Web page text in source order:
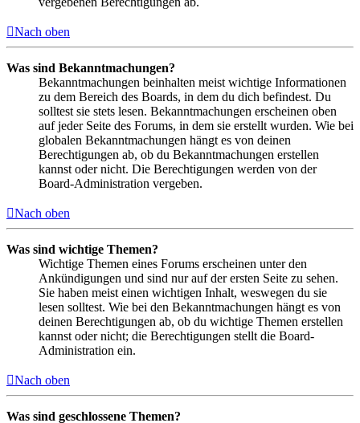
Nach oben
Was sind Bekanntmachungen?
Bekanntmachungen beinhalten meist wichtige Informationen
zu dem Bereich des Boards, in dem du dich befindest. Du
solltest sie stets lesen. Bekanntmachungen erscheinen oben
auf jeder Seite des Forums, in dem sie erstellt wurden. Wie bei
globalen Bekanntmachungen hängt es von deinen
Berechtigungen ab, ob du Bekanntmachungen erstellen
kannst oder nicht. Die Berechtigungen werden von der
Board-Administration vergeben.
Nach oben
Was sind wichtige Themen?
Wichtige Themen eines Forums erscheinen unter den
Ankündigungen und sind nur auf der ersten Seite zu sehen.
Sie haben meist einen wichtigen Inhalt, weswegen du sie
lesen solltest. Wie bei den Bekanntmachungen hängt es von
deinen Berechtigungen ab, ob du wichtige Themen erstellen
kannst oder nicht; die Berechtigungen stellt die Board-
Administration ein.
Nach oben
Was sind geschlossene Themen?